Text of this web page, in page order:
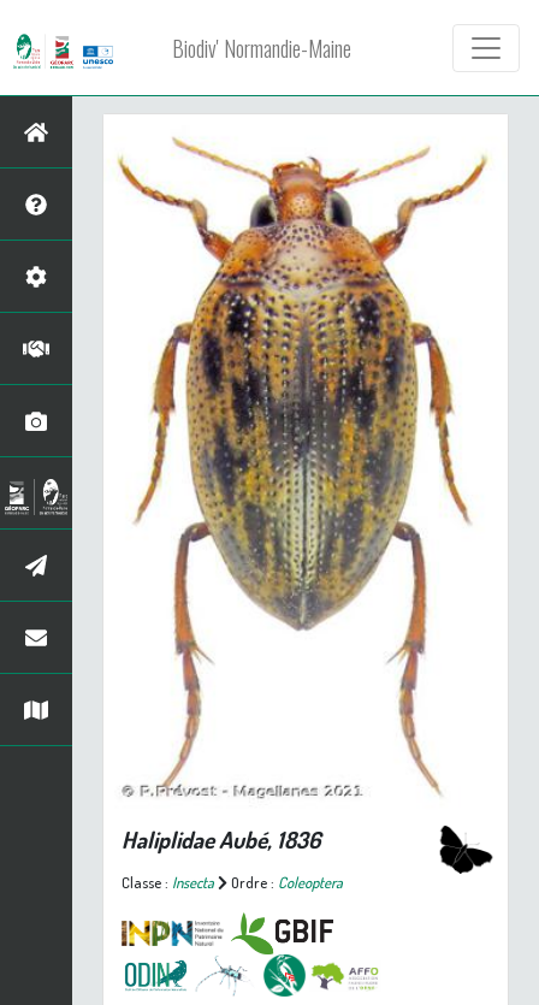
Biodiv' Normandie-Maine
Haliplidae Aubé, 1836
Classe : Insecta Ordre : Coleoptera